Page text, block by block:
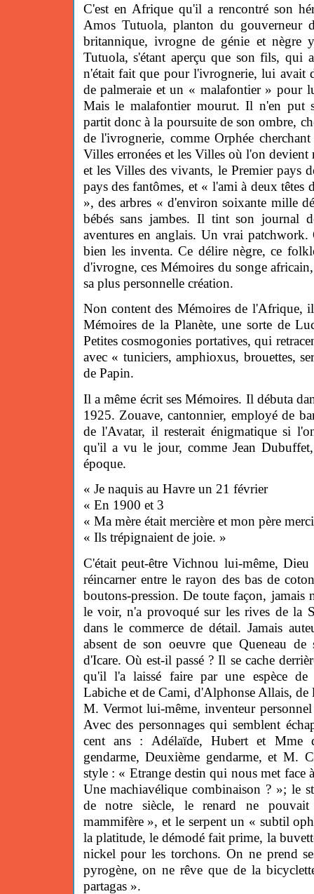
C'est en Afrique qu'il a rencontré son
Amos Tutuola, planton du gouverneur
britannique, ivrogne de génie et nègre
Tutuola, s'étant aperçu que son fils, qui
n'était fait que pour l'ivrognerie, lui avait
de palmeraie et un « malafontier » pour
Mais le malafontier mourut. Il n'en put
partit donc à la poursuite de son ombre,
de l'ivrognerie, comme Orphée
Villes erronées et les Villes où l'on devient
et les Villes des vivants, le Premier pays
pays des fantômes, et « l'ami à deux têtes
», des arbres « d'environ soixante mille
bébés sans jambes. Il tint son journal
aventures en anglais. Un vrai patchwork.
bien les inventa. Ce délire nègre, ce
d'ivrogne, ces Mémoires du songe
sa plus personnelle création.
Non content des Mémoires de l'Afrique,
Mémoires de la Planète, une sorte de
Petites cosmogonies portatives, qui
avec « tuniciers, amphioxus, brouettes,
de Papin.
Il a même écrit ses Mémoires. Il débuta
1925. Zouave, cantonnier, employé de
de l'Avatar, il resterait énigmatique si
qu'il a vu le jour, comme Jean
époque.
« Je naquis au Havre un 21 février
« En 1900 et 3
« Ma mère était mercière et mon père
« Ils trépignaient de joie. »
C'était peut-être Vichnou lui-même,
réincarner entre le rayon des bas de
boutons-pression. De toute façon, jamais
le voir, n'a provoqué sur les rives de la
dans le commerce de détail. Jamais
absent de son oeuvre que Queneau
d'Icare. Où est-il passé ? Il se cache
qu'il l'a laissé faire par une espèce de
Labiche et de Cami, d'Alphonse Allais, de
M. Vermot lui-même, inventeur
Avec des personnages qui semblent
cent ans : Adélaïde, Hubert et Mme
gendarme, Deuxième gendarme, et M.
style : « Etrange destin qui nous met face
Une machiavélique combinaison ? »; le
de notre siècle, le renard ne
mammifère », et le serpent un « subtil
la platitude, le démodé fait prime, la
nickel pour les torchons. On ne prend
pyrogène, on ne rêve que de la
partagas ».